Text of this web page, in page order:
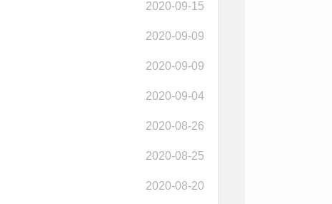
2020-09-15
2020-09-09
2020-09-09
2020-09-04
2020-08-26
2020-08-25
2020-08-20